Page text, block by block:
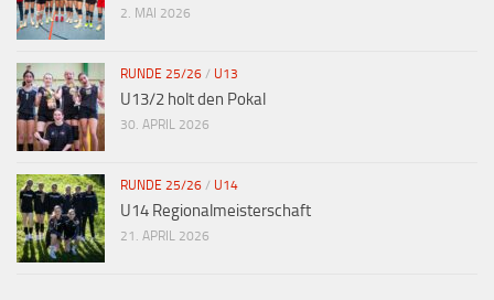
2. MAI 2026
RUNDE 25/26 / U13
U13/2 holt den Pokal
30. APRIL 2026
RUNDE 25/26 / U14
U14 Regionalmeisterschaft
21. APRIL 2026